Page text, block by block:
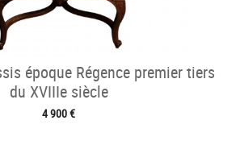
époque Régence premier tiers
du XVIIIe siècle
4 900 €